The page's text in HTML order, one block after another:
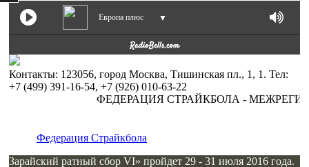
Европа плюс ▼
Контакты: 123056, город Москва, Тишинская пл., 1, 1. Тел:
+7 (499) 391-16-54, +7 (926) 010-63-22
ФЕДЕРАЦИЯ СТРАЙКБОЛА -
Федерация Страйкбола
Зарайский ратный сбор VI» пройдет 29 - 31 июля 2016 года.